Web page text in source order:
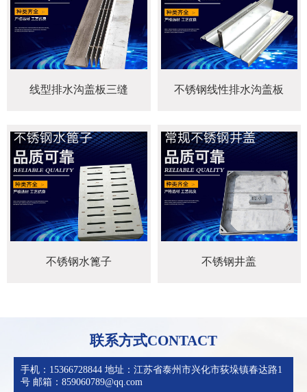
线型排水沟盖板三缝 不锈钢线性排水沟盖板
不锈钢水篦子 不锈钢井盖
联系方式CONTACT
手机：15366728844 地址：江苏省泰州市兴化市荻垛镇春达路1
号 邮箱：859060789@qq.com